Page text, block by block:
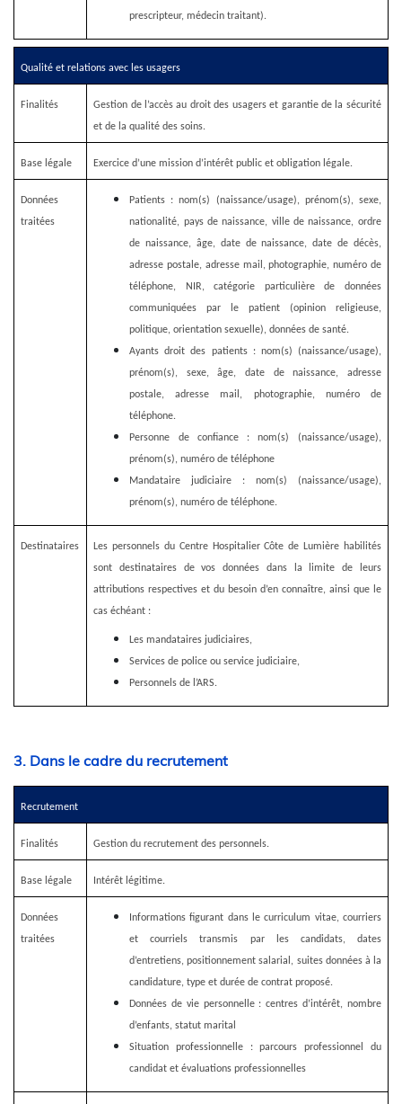
prescripteur, médecin traitant).
Qualité et relations avec les usagers
Finalités
Gestion de l’accès au droit des usagers et garantie de la sécurité
et de la qualité des soins.
Base légale Exercice d’une mission d’intérêt public et obligation légale.
Données
traitées
Patients : nom(s) (naissance/usage), prénom(s), sexe,
nationalité, pays de naissance, ville de naissance, ordre
de naissance, âge, date de naissance, date de décès,
adresse postale, adresse mail, photographie, numéro de
téléphone, NIR, catégorie particulière de données
communiquées par le patient (opinion religieuse,
politique, orientation sexuelle), données de santé.
Ayants droit des patients : nom(s) (naissance/usage),
prénom(s), sexe, âge, date de naissance, adresse
postale, adresse mail, photographie, numéro de
téléphone.
Personne de confiance : nom(s) (naissance/usage),
prénom(s), numéro de téléphone
Mandataire judiciaire : nom(s) (naissance/usage),
prénom(s), numéro de téléphone.
Destinataires
Les personnels du Centre Hospitalier Côte de Lumière habilités
sont destinataires de vos données dans la limite de leurs
attributions respectives et du besoin d’en connaître, ainsi que le
cas échéant :
Les mandataires judiciaires,
Services de police ou service judiciaire,
Personnels de l’ARS.
3. Dans le cadre du recrutement
Recrutement
Finalités Gestion du recrutement des personnels.
Base légale Intérêt légitime.
Données
traitées
Informations figurant dans le curriculum vitae, courriers
et courriels transmis par les candidats, dates
d’entretiens, positionnement salarial, suites données à la
candidature, type et durée de contrat proposé.
Données de vie personnelle : centres d’intérêt, nombre
d’enfants, statut marital
Situation professionnelle : parcours professionnel du
candidat et évaluations professionnelles